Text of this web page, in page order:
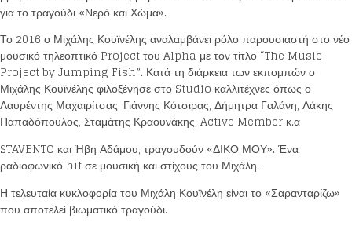
για το τραγούδι «Νερό και Χώμα».
Το 2016 ο Μιχάλης Κουϊνέλης αναλαμβάνει ρόλο παρουσιαστή στο νέο
μουσικό τηλεοπτικό Project του Alpha με τον τίτλο “The Music
Project by Jumping Fish”. Κατά τη διάρκεια των εκπομπών ο
Μιχάλης Κουϊνέλης φιλοξένησε στο Studio καλλιτέχνες όπως ο
Λαυρέντης Μαχαιρίτσας, Γιάννης Κότσιρας, Δήμητρα Γαλάνη, Λάκης
Παπαδόπουλος, Σταμάτης Κραουνάκης, Active Member κ.α
STAVENTO και Ήβη Αδάμου, τραγουδούν «ΔΙΚΟ ΜΟΥ». Ένα
ραδιοφωνικό hit σε μουσική και στίχους του Μιχάλη.
Η τελευταία κυκλοφορία του Μιχάλη Κουϊνέλη είναι το «Σαρανταρίζω»
που αποτελεί βιωματικό τραγούδι.